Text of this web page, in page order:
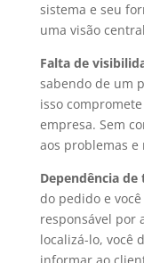
sistema e seu
uma visão
Falta de
sabendo de um
isso
empresa. Sem
aos problemas e
Dependência de
do pedido e
responsável por
localizá-lo, você